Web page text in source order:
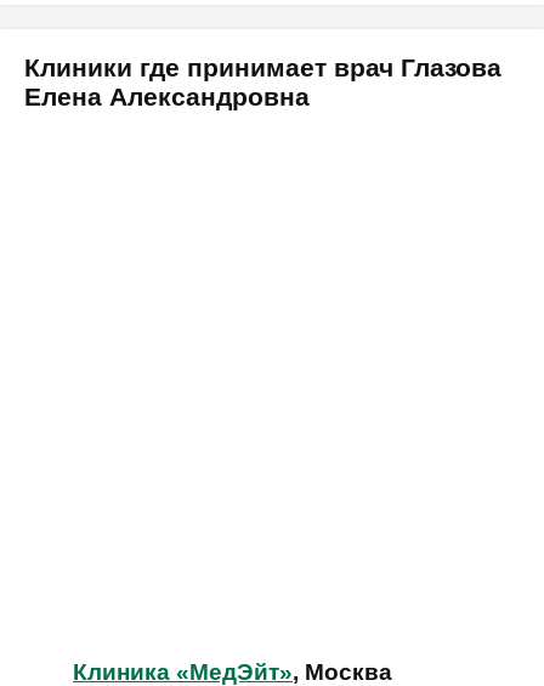
Клиники где принимает врач Глазова
Елена Александровна
Клиника «МедЭйт», Москва